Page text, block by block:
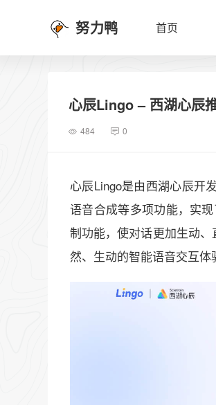
努力鸭 首页
心辰Lingo – 西湖心辰
484 0
心辰Lingo是由西湖心辰开
语音合成等多项功能，实
制功能，使对话更加生动
然、生动的智能语音交互体